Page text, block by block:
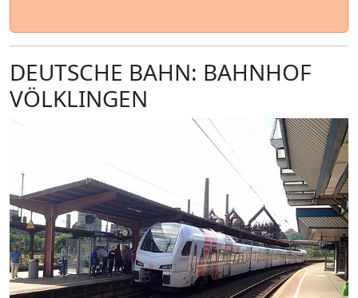
DEUTSCHE BAHN: BAHNHOF
VÖLKLINGEN